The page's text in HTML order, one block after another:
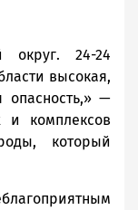
округ. 24-24
высокая,
опасность,» —
и комплексов
который